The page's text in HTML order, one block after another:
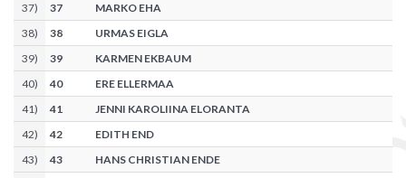
37) 37
MARKO EHA
38) 38
URMAS EIGLA
39) 39
KARMEN EKBAUM
40) 40
ERE ELLERMAA
41) 41
JENNI KAROLIINA ELORANTA
42) 42
EDITH END
43) 43
HANS CHRISTIAN ENDE